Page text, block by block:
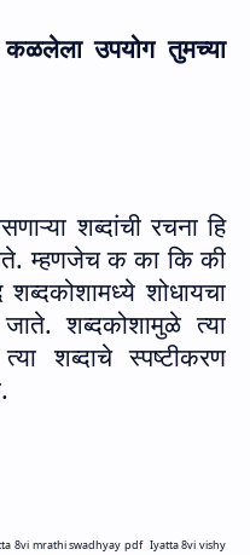
कळलेला उपयोग तुमच्या
शब्दांची रचना हि
म्हणजेच क का कि की
शोधायचा
जाते.शब्दकोशामुळे त्या
शब्दाचे स्पष्टीकरण
8vi mrathi swadhyay pdf Iyatta 8vi vishy